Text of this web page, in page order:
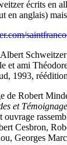
écrits en
en anglais)
et ami
1993,
de Robert
et
Cesbron,
Georges